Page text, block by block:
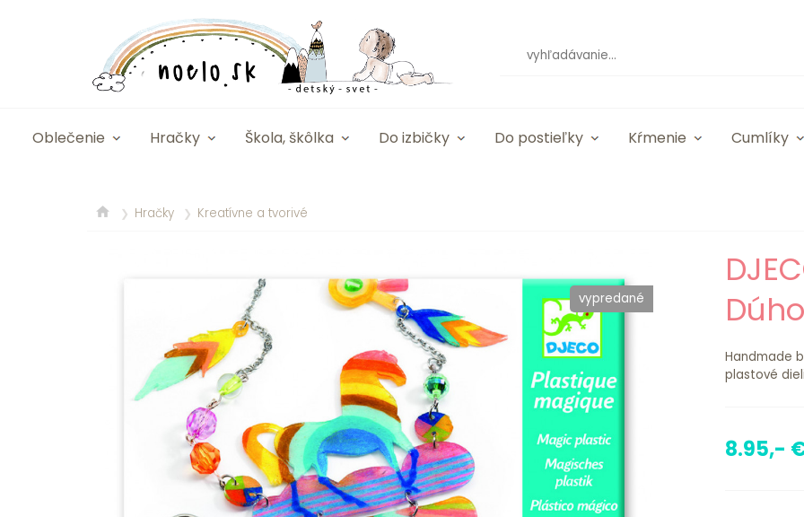
Oblečenie Hračky Škola, škôlka Do izbičky Do postieľky Kŕmenie Cumlíky
❯ Hračky ❯ Kreatívne a tvorivé
vypredané
Handmade
plastové
8.95,-